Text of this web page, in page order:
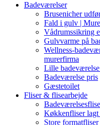
Badeværelser
Brusenicher
Fald i gulv |
Vådrumssikring
Gulvvarme på
Wellness-
murerfirma
Lille
Badeværelse pris
Gæstetoilet
Fliser & flisearbejde
Køkkenfliser lagt
Store